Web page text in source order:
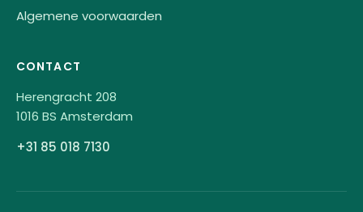
Algemene voorwaarden
CONTACT
Herengracht 208
1016 BS Amsterdam
+31 85 018 7130